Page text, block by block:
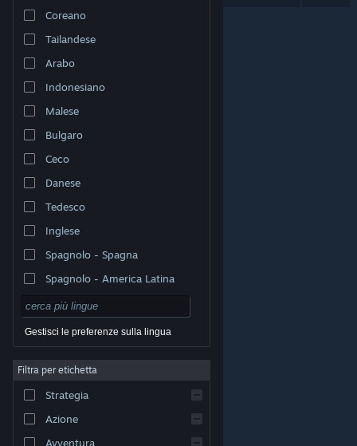
Ottieni l'app mobile di Steam
Visualizza il sito web per desktop
appartengono ai rispettivi proprietari negli Stati Uniti e
legali|
Steam| Rimborsi|
Coreano
Tailandese
Arabo
Indonesiano
Malese
Bulgaro
Ceco
Danese
Tedesco
Inglese
Spagnolo - Spagna
Spagnolo - America Latina
Gestisci le preferenze sulla lingua
Filtra per etichetta
Strategia
Azione
Avventura